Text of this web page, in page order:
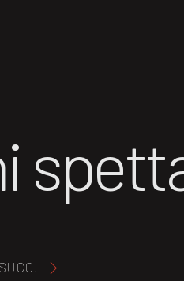
SUCC.